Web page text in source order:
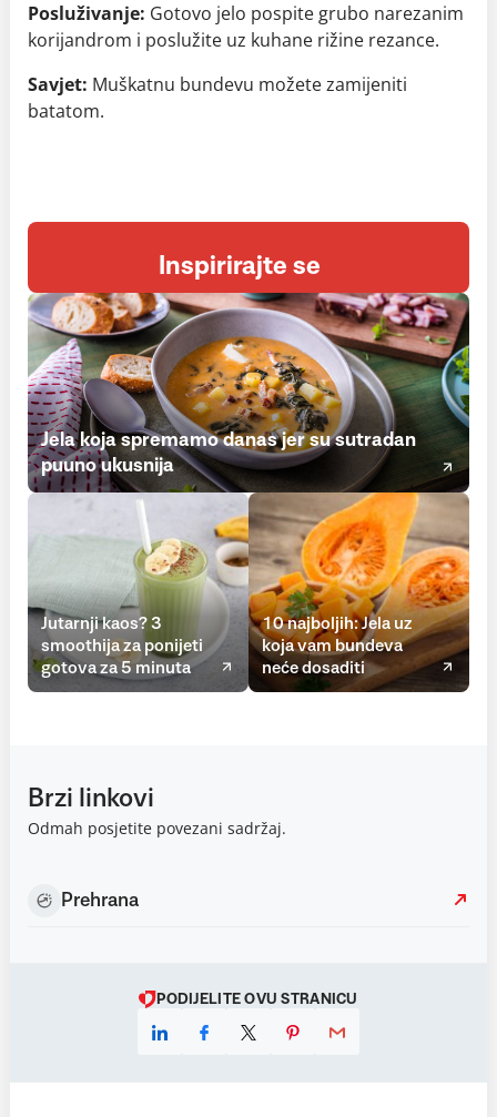
Posluživanje: Gotovo jelo pospite grubo narezanim
korijandrom i poslužite uz kuhane rižine rezance.
Savjet: Muškatnu bundevu možete zamijeniti
batatom.
Inspirirajte se
Jela koja spremamo danas jer su sutradan
puuno ukusnija
Jutarnji kaos? 3
smoothija za ponijeti
gotova za 5 minuta
10 najboljih: Jela uz
koja vam bundeva
neće dosaditi
Brzi linkovi
Odmah posjetite povezani sadržaj.
Prehrana
PODIJELITE OVU STRANICU